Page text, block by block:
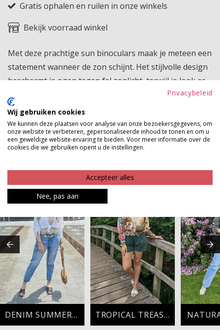
Gratis ophalen en ruilen in onze winkels
Bekijk voorraad winkel
Met deze prachtige sun binoculars maak je meteen een
statement wanneer de zon schijnt. Het stijlvolle design
beschermt je ogen tegen fel zonlicht, terwijl je look er
direct trendy en fashionable uitziet. Een musthave
accessoire voor zonnige dagen, festivals of gewoon
een casual dagje buiten.
Betaalinformatie
MAAK JE LOOK COMPLEET
DENIM SUMMER DREAMS TROPICAL TREASURE
Privacybeleid
Wij gebruiken cookies
We kunnen deze plaatsen voor analyse van onze bezoekersgegevens, om
onze website te verbeteren, gepersonaliseerde inhoud te tonen en om u
een geweldige website-ervaring te bieden. Voor meer informatie over de
cookies die we gebruiken opent u de instellingen.
Accepteer alles
Nee, pas aan